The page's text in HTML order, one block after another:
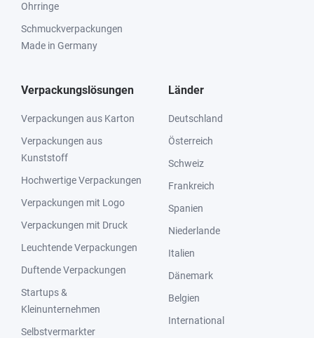
Ohrringe
Schmuckverpackungen
Made in Germany
Verpackungslösungen
Verpackungen aus Karton
Verpackungen aus
Kunststoff
Hochwertige Verpackungen
Verpackungen mit Logo
Verpackungen mit Druck
Leuchtende Verpackungen
Duftende Verpackungen
Startups &
Kleinunternehmen
Selbstvermarkter
Länder
Deutschland
Österreich
Schweiz
Frankreich
Spanien
Niederlande
Italien
Dänemark
Belgien
International